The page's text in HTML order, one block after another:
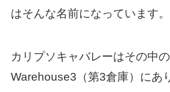
はそんな名前になっています。
カリプソキャバレーはその中の
Warehouse3（第3倉庫）にあ